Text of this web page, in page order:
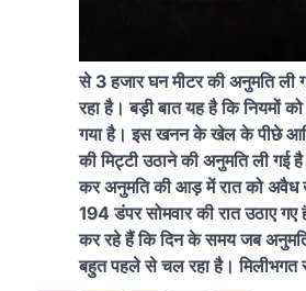
से 3 हजार घन मीटर की अनुमति
रहा है। बड़ी बात यह है कि नियमों
गया है। इस खनन के खेल के पीछे
की मिट्टी उठाने की अनुमति ली
कर अनुमति की आड़ में रात को अवैध
194 डंपर सोमवार की रात उठाए
कर रहे हैं कि दिन के समय जब
बहुत पहले से चल रहा है।